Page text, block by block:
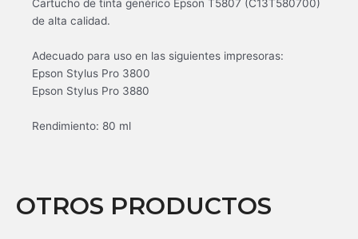
Cartucho de tinta genérico Epson T5807 (C13T580700)
de alta calidad.
Adecuado para uso en las siguientes impresoras:
Epson Stylus Pro 3800
Epson Stylus Pro 3880
Rendimiento: 80 ml
OTROS PRODUCTOS